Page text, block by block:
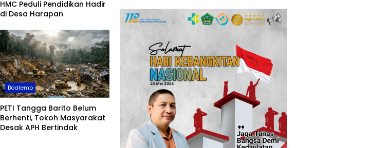
HMC Peduli Pendidikan Hadir
di Desa Harapan
Boalemo
PETI Tangga Barito Belum
Berhenti, Tokoh Masyarakat
Desak APH Bertindak